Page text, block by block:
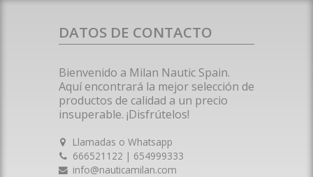
DATOS DE CONTACTO
Bienvenido a Milan Nautic Spain.
Aquí encontrará la mejor selección de
productos de calidad a un precio
insuperable. ¡Disfrútelos!
Llamadas o Whatsapp
666521122 | 654999333
info@nauticamilan.com